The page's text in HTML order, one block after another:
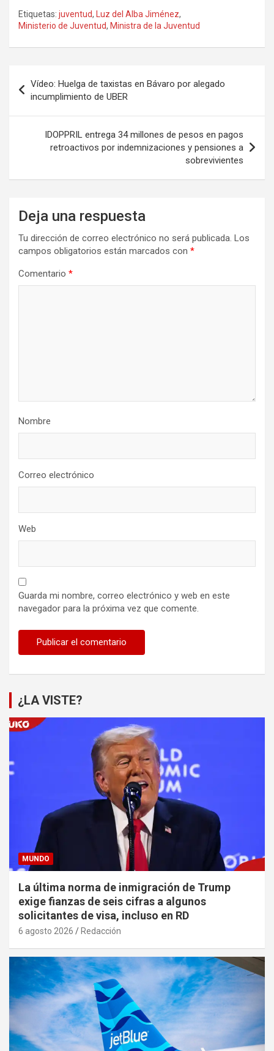
Etiquetas: juventud, Luz del Alba Jiménez,
Ministerio de Juventud, Ministra de la Juventud
de
entradas
Vídeo: Huelga de taxistas en Bávaro por alegado
incumplimiento de UBER
IDOPPRIL entrega 34 millones de pesos en pagos
retroactivos por indemnizaciones y pensiones a
sobrevivientes
Deja una respuesta
Tu dirección de correo electrónico no será publicada. Los
campos obligatorios están marcados con *
Comentario *
Nombre
Correo electrónico
Web
Guarda mi nombre, correo electrónico y web en este
navegador para la próxima vez que comente.
¿LA VISTE?
MUNDO
La última norma de inmigración de Trump
exige fianzas de seis cifras a algunos
solicitantes de visa, incluso en RD
6 agosto 2026 Redacción